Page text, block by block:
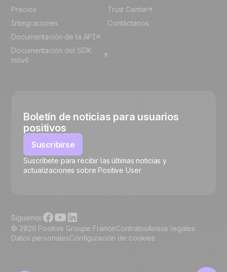
🍪
Gestionar cookies
Precios
Integraciones
Documentación de la API
Documentación del SDK
móvil
Trust Center
Contáctanos
Boletín de noticias para usuarios
positivos
Suscribirse
Suscríbete para recibir las últimas noticias y
actualizaciones sobre Positive User
© 2026 Positive Groupe FranceContratosAvisos legales
Datos personalesConfiguración de cookies
Síguenos